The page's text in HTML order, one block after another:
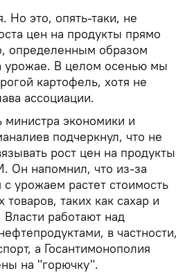
Но это, опять-таки, не
цен на продукты прямо
определенным образом
урожае. В целом осенью мы
картофель, хотя не
ассоциации.
экономики и
подчеркнул, что не
рост цен на продукты
Он напомнил, что из-за
урожаем растет стоимость
таких как сахар и
работают над
в частности,
а Госантимонополия
на "горючку".